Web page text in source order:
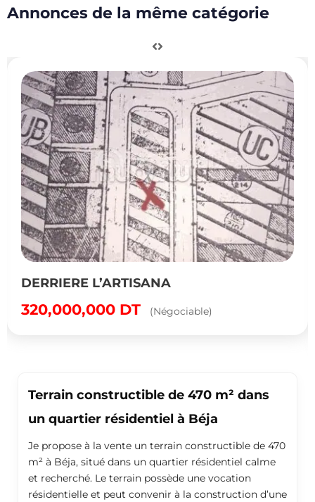
Annonces de la même catégorie
DERRIERE L’ARTISANA
320,000,000 DT (Négociable)
Terrain constructible de 470 m² dans
un quartier résidentiel à Béja
Je propose à la vente un terrain constructible de 470
m² à Béja, situé dans un quartier résidentiel calme
et recherché. Le terrain possède une vocation
résidentielle et peut convenir à la construction d’une